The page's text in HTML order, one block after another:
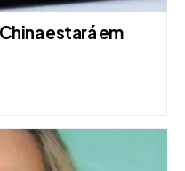
estará em